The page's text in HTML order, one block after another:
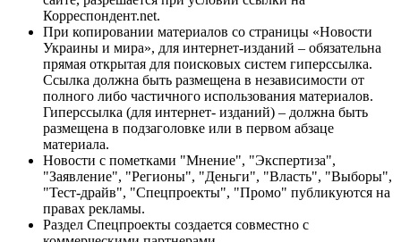
Корреспондент.net.
При копировании материалов со страницы «Новости
Украины и мира», для интернет-изданий – обязательна
прямая открытая для поисковых систем гиперссылка.
Ссылка должна быть размещена в независимости от
полного либо частичного использования материалов.
Гиперссылка (для интернет- изданий) – должна быть
размещена в подзаголовке или в первом абзаце
материала.
Новости с пометками "Мнение", "Экспертиза",
"Заявление", "Регионы", "Деньги", "Власть", "Выборы",
"Тест-драйв", "Спецпроекты", "Промо" публикуются на
правах рекламы.
Раздел Спецпроекты создается совместно с